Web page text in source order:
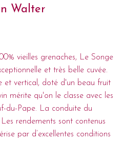
Walter
vieilles grenaches, Le Songe
et très belle cuvée.
et vertical, doté d'un beau fruit
mérite qu'on le classe avec les
du-Pape. La conduite du
rendements sont contenus
par d’excellentes conditions